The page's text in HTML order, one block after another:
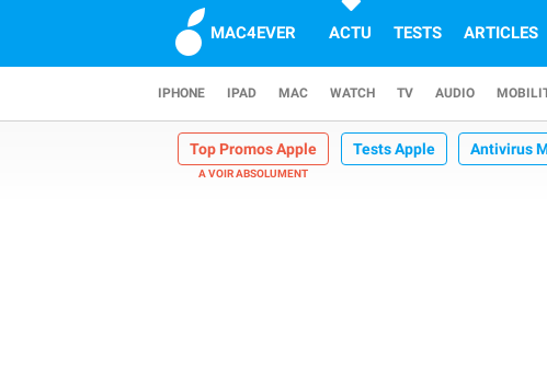
MAC4EVER ACTU TESTS ARTICLES
IPHONE IPAD MAC WATCH TV AUDIO
Top Promos Apple Tests Apple Antivirus